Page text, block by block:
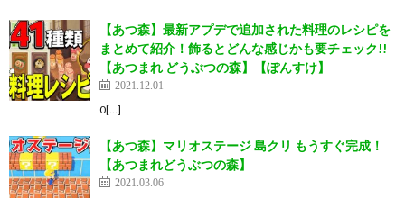
【あつ森】最新アプデで追加された料理のレシピを
まとめて紹介！飾るとどんな感じかも要チェック!!
【あつまれ どうぶつの森】【ぽんすけ】
2021.12.01
0[…]
【あつ森】マリオステージ 島クリ もうすぐ完成！
【あつまれどうぶつの森】
2021.03.06